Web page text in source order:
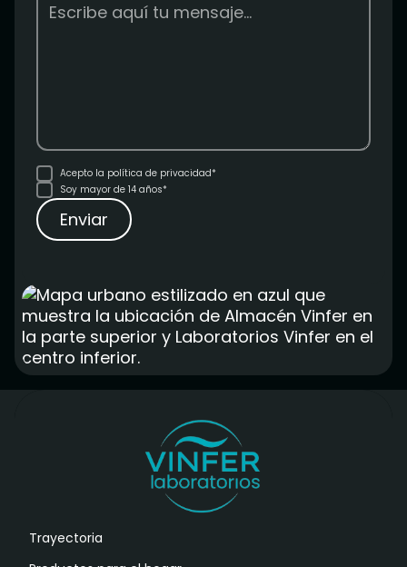
Acepto la política de privacidad*
Soy mayor de 14 años*
Trayectoria